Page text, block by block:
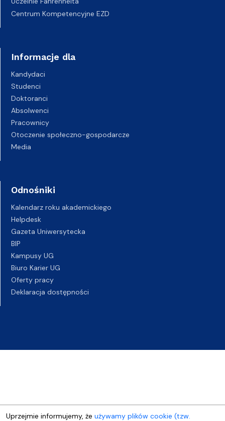
Uprzejmie informujemy, że używamy plików cookie (tzw.
Centrum Kompetencyjne EZD
Informacje dla
Kandydaci
Studenci
Doktoranci
Absolwenci
Pracownicy
Otoczenie społeczno-gospodarcze
Media
Odnośniki
Kalendarz roku akademickiego
Helpdesk
Gazeta Uniwersytecka
BIP
Kampusy UG
Biuro Karier UG
Oferty pracy
Deklaracja dostępności